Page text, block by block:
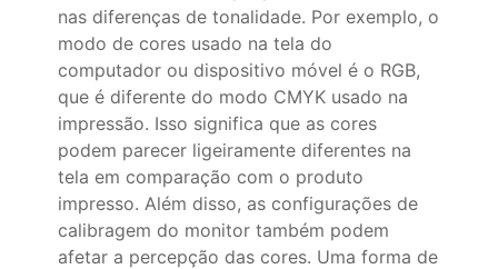
nas diferenças de tonalidade. Por exemplo, o
modo de cores usado na tela do
computador ou dispositivo móvel é o RGB,
que é diferente do modo CMYK usado na
impressão. Isso significa que as cores
podem parecer ligeiramente diferentes na
tela em comparação com o produto
impresso. Além disso, as configurações de
calibragem do monitor também podem
afetar a percepção das cores. Uma forma de